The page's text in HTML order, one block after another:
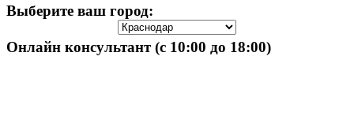
Выберите ваш город:
Онлайн консультант (с 10:00 до 18:00)